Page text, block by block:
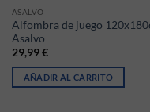
ASALVO
Alfombra de juego
Asalvo
29,99€
AÑADIR AL CARRITO